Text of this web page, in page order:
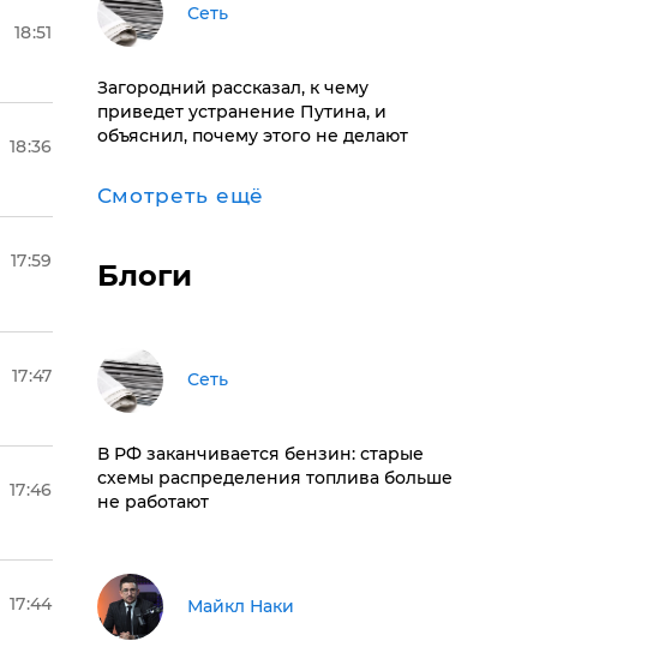
18:51
18:36
17:59
17:47
17:46
17:44
Сеть
Загородний рассказал, к чему
приведет устранение Путина, и
объяснил, почему этого не делают
Смотреть ещё
Блоги
Сеть
​В РФ заканчивается бензин: старые
схемы распределения топлива больше
не работают
Майкл Наки